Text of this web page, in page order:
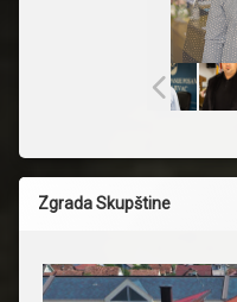
Zgrada Skupštine